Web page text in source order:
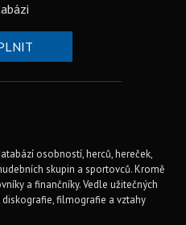
osobností, herců, hereček,
skupin a sportovců. Kromě
a finančníky. Vedle užitečných
filmografie a vztahy